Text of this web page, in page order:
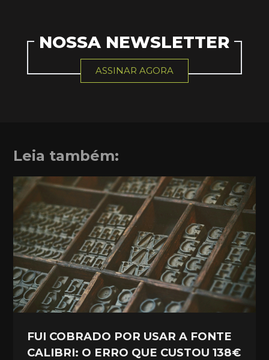
NOSSA NEWSLETTER
ASSINAR AGORA
Leia também:
FUI COBRADO POR USAR A FONTE
CALIBRI: O ERRO QUE CUSTOU 138€